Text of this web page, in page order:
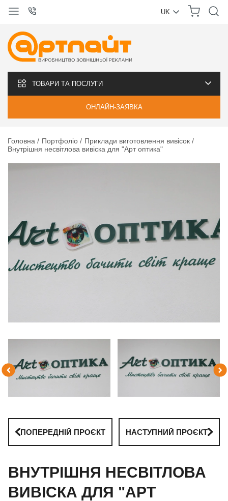
UK
ТОВАРИ ТА ПОСЛУГИ
ОНЛАЙН-ЗАЯВКА
Головна Портфоліо
Приклади виготовлення вивісок
Внутрішня несвітлова вивіска для "Арт оптика"
ПОПЕРЕДНІЙ ПРОЄКТ НАСТУПНИЙ ПРОЄКТ
ВНУТРІШНЯ НЕСВІТЛОВА
ВИВІСКА ДЛЯ "АРТ